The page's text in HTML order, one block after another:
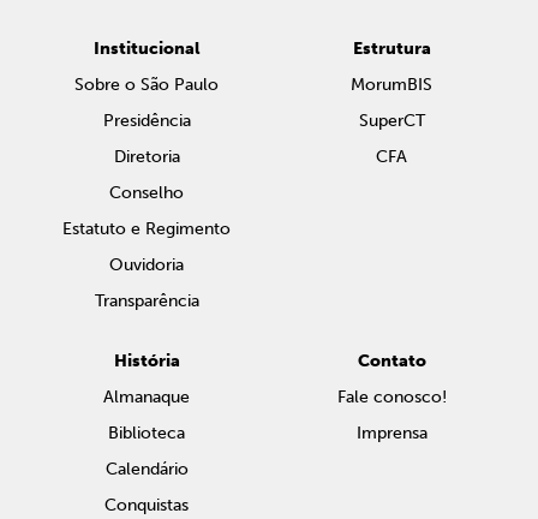
Institucional
Sobre o São Paulo
Presidência
Diretoria
Conselho
Estatuto e Regimento
Ouvidoria
Transparência
Estrutura
MorumBIS
SuperCT
CFA
História
Almanaque
Biblioteca
Calendário
Conquistas
Contato
Fale conosco!
Imprensa